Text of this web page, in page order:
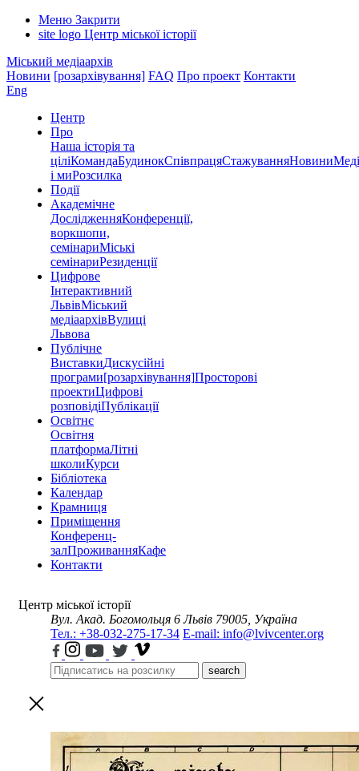
Меню Закрити
site logo Центр міської історії
Міський медіаархів
Новини [розархівування] FAQ Про проект Контакти
Eng
Центр
Про
Наша історія та
ціліКомандаБудинокСпівпрацяСтажуванняНовини
і миРозсилка
Події
Академічне
ДослідженняКонференції,
воркшопи,
семінариМіські
семінариРезиденції
Цифрове
Інтерактивний
ЛьвівМіський
медіаархівВулиці
Львова
Публічне
ВиставкиДискусійні
програми[розархівування]Просторові
проектиЦифрові
розповідіПублікації
Освітнє
Освітня
платформаЛітні
школиКурси
Бібліотека
Календар
Крамниця
Приміщення
Конференц-
залПроживанняКафе
Контакти
Центр міської історії
Вул. Акад. Богомольця 6 Львів 79005, Україна
Тел.: +38-032-275-17-34 E-mail: info@lvivcenter.org
search